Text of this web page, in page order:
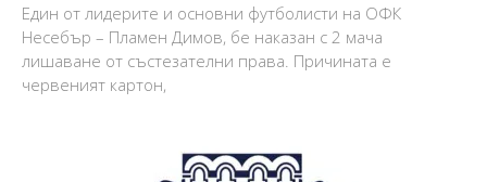
Един от лидерите и основни футболисти на ОФК
Несебър – Пламен Димов, бе наказан с 2 мача
лишаване от състезателни права. Причината е
червеният картон,